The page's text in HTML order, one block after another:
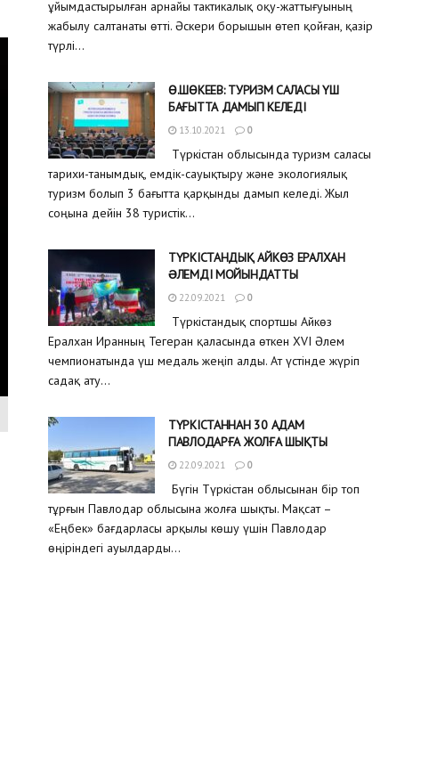
ұйымдастырылған арнайы тактикалық оқу-жаттығуының
жабылу салтанаты өтті. Әскери борышын өтеп қойған, қазір
түрлі...
Ө.ШӨКЕЕВ: ТУРИЗМ САЛАСЫ ҮШ
БАҒЫТТА ДАМЫП КЕЛЕДІ
13.10.2021 0
Түркістан облысында туризм саласы
тарихи-танымдық, емдік-сауықтыру және экологиялық
туризм болып 3 бағытта қарқынды дамып келеді. Жыл
соңына дейін 38 туристік...
ТҮРКІСТАНДЫҚ АЙКӨЗ ЕРАЛХАН
ƏЛЕМДІ МОЙЫНДАТТЫ
22.09.2021 0
Түркістандық спортшы Айкөз
Ералхан Иранның Тегеран қаласында өткен XVI Әлем
чемпионатында үш медаль жеңіп алды. Ат үстінде жүріп
садақ ату...
ТҮРКІСТАННАН 30 АДАМ
ПАВЛОДАРҒА ЖОЛҒА ШЫҚТЫ
22.09.2021 0
Бүгін Түркістан облысынан бір топ
тұрғын Павлодар облысына жолға шықты. Мақсат –
«Еңбек» бағдарласы арқылы көшу үшін Павлодар
өңіріндегі ауылдарды...